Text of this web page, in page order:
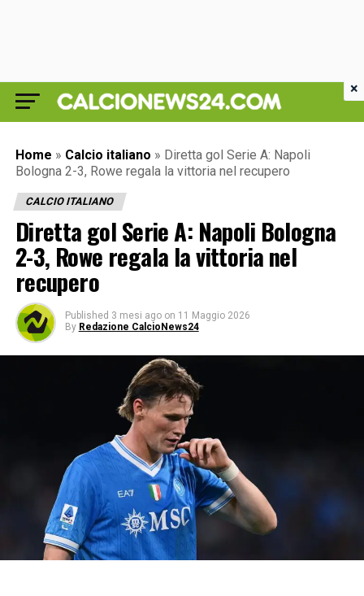
Home » Calcio italiano » Diretta gol Serie A: Napoli
Bologna 2-3, Rowe regala la vittoria nel recupero
CALCIO ITALIANO
Diretta gol Serie A: Napoli Bologna
2-3, Rowe regala la vittoria nel
recupero
Published 3 mesi ago on 11 Maggio 2026
By Redazione CalcioNews24
×